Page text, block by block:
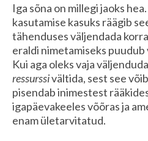
Iga sõna on millegi jaoks hea.
kasutamise kasuks räägib
tähenduses väljendada
eraldi nimetamiseks puudub
Kui aga oleks vaja
ressurssivältida, sest see
pisendab inimestest
igapäevakeeles võõras ja
enam ületarvitatud.